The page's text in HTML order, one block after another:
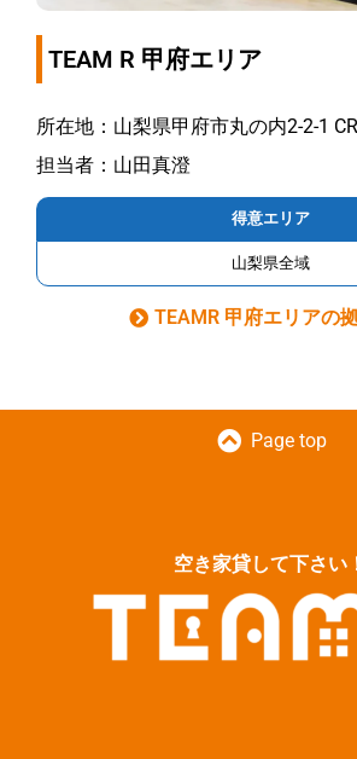
TEAM R 甲府エリア
所在地：山梨県甲府市丸の内2-2-1
担当者：山田真澄
得意エリア
山梨県全域
TEAMR 甲府エリアの
Page top
空き家貸して下さい